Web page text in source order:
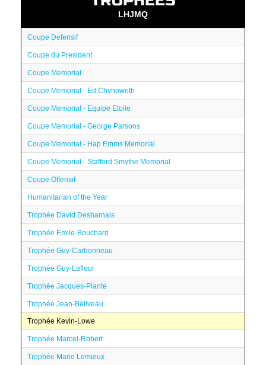
LHJMQ
Coupe Defensif
Coupe du President
Coupe Memorial
Coupe Memorial - Ed Chynoweth
Coupe Memorial - Equipe Etoile
Coupe Memorial - George Parsons
Coupe Memorial - Hap Emms Memorial
Coupe Memorial - Stafford Smythe Memorial
Coupe Offensif
Humanitarian of the Year
Trophée David Desharnais
Trophée Emile-Bouchard
Trophée Guy-Carbonneau
Trophée Guy-Lafleur
Trophée Jacques-Plante
Trophée Jean-Béliveau
Trophée Kevin-Lowe
Trophée Marcel-Robert
Trophée Mario Lemieux